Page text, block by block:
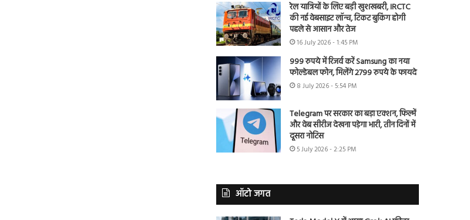
रेल यात्रियों के लिए बड़ी खुशखबरी, IRCTC
की नई वेबसाइट लॉन्च, टिकट बुकिंग होगी
पहले से आसान और तेज
16 July 2026 - 1:45 PM
999 रुपये में रिजर्व करें Samsung का नया
फोल्डेबल फोन, मिलेंगे 2799 रुपये के फायदे
8 July 2026 - 5:54 PM
Telegram पर सरकार का बड़ा एक्शन, फिल्में
और वेब सीरीज देखना पड़ेगा भारी, तीन दिनों में
दूसरा नोटिस
5 July 2026 - 2:25 PM
ऑटो जगत